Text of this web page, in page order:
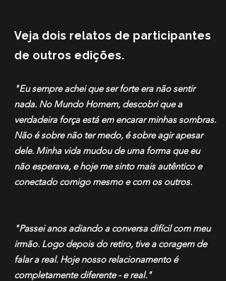
Veja dois relatos de participantes
de outros edições.
"Eu sempre achei que ser forte era não sentir
nada. No Mundo Homem, descobri que a
verdadeira força está em encarar minhas sombras.
Não é sobre não ter medo, é sobre agir apesar
dele. Minha vida mudou de uma forma que eu
não esperava, e hoje me sinto mais autêntico e
conectado comigo mesmo e com os outros.​
"Passei anos adiando a conversa difícil com meu
irmão. Logo depois do retiro, tive a coragem de
falar a real. Hoje nosso relacionamento é
completamente diferente - e real."